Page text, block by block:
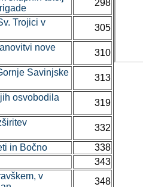
298
Trojici v
305
nove
310
Savinjske
313
osvobodila
319
332
in Bočno
338
343
v
348